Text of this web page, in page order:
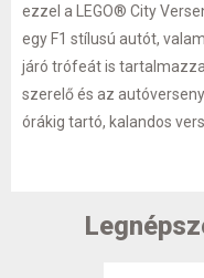
ezzel a LEGO® City
egy F1 stílusú autót,
járó trófeát is
szerelő és az
órákig tartó, kalandos